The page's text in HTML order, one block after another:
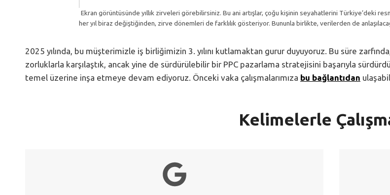
Ekran görüntüsünde yıllık zirveleri görebilirsiniz. Bu ani artışlar, çoğu kişinin seyahatlerini Türkiye’deki
her yıl biraz değiştiğinden, zirve dönemleri de farklılık gösteriyor. Bununla birlikte, verilerden de
2025 yılında, bu müşterimizle iş birliğimizin 3. yılını kutlamaktan gurur duyuyoruz. Bu süre
zorluklarla karşılaştık, ancak yine de sürdürülebilir bir PPC pazarlama stratejisini başarıyla
temel üzerine inşa etmeye devam ediyoruz. Önceki vaka çalışmalarımıza bu bağlantıdan
Kelimelerle